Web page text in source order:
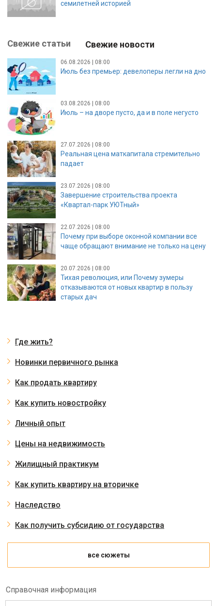
семилетней историей
Свежие статьи Свежие новости
06.08.2026 | 08:00
Июль без премьер: девелоперы легли на дно
03.08.2026 | 08:00
Июль – на дворе пусто, да и в поле негусто
27.07.2026 | 08:00
Реальная цена маткапитала стремительно
падает
23.07.2026 | 08:00
Завершение строительства проекта
«Квартал-парк УЮТный»
22.07.2026 | 08:00
Почему при выборе оконной компании все
чаще обращают внимание не только на цену
20.07.2026 | 08:00
Тихая революция, или Почему зумеры
отказываются от новых квартир в пользу
старых дач
Где жить?
Новинки первичного рынка
Как продать квартиру
Как купить новостройку
Личный опыт
Цены на недвижимость
Жилищный практикум
Как купить квартиру на вторичке
Наследство
Как получить субсидию от государства
все сюжеты
Справочная информация